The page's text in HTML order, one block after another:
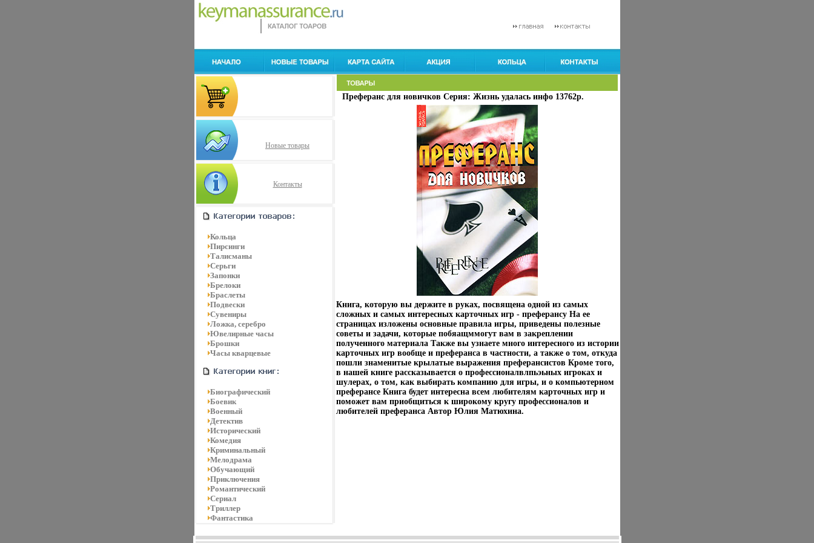
Новые товары
Контакты
Кольца
Пирсинги
Талисманы
Серьги
Запонки
Брелоки
Браслеты
Подвески
Сувениры
Ложка, серебро
Ювелирные часы
Брошки
Часы кварцевые
Биографический
Боевик
Военный
Детектив
Исторический
Комедия
Криминальный
Мелодрама
Обучающий
Приключения
Романтический
Сериал
Триллер
Фантастика
Преферанс для новичков Серия: Жизнь удалась инфо 13762p.
Книга, которую вы держите в руках, посвящена одной из самых
сложных и самых интересных карточных игр - преферансу На ее
страницах изложены основные правила игры, приведены полезные
советы и задачи, которые побяащммогут вам в закреплении
полученного материала Также вы узнаете много интересного из истории
карточных игр вообще и преферанса в частности, а также о том, откуда
пошли знаменитые крылатые выражения преферансистов Кроме того,
в нашей книге рассказывается о профессионалвлпьэьных игроках и
шулерах, о том, как выбирать компанию для игры, и о компьютерном
преферансе Книга будет интересна всем любителям карточных игр и
поможет вам приобщиться к широкому кругу профессионалов и
любителей преферанса Автор Юлия Матюхина.